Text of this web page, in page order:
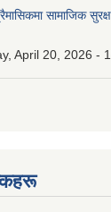
सामाजिक सुरक्षा
April 20, 2026 -